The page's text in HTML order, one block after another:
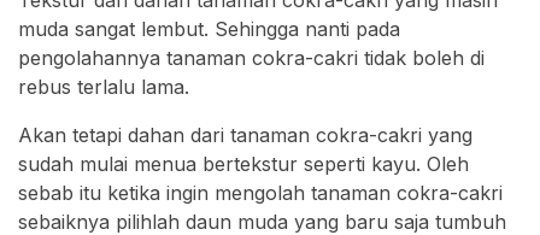
muda sangat lembut. Sehingga nanti pada
pengolahannya tanaman cokra-cakri tidak boleh di
rebus terlalu lama.
Akan tetapi dahan dari tanaman cokra-cakri yang
sudah mulai menua bertekstur seperti kayu. Oleh
sebab itu ketika ingin mengolah tanaman cokra-cakri
sebaiknya pilihlah daun muda yang baru saja tumbuh